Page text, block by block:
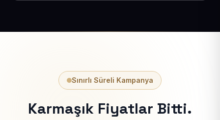
Sınırlı Süreli Kampanya
Karmaşık Fiyatlar Bitti.